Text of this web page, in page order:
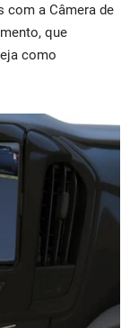
com a Câmera de
que
como